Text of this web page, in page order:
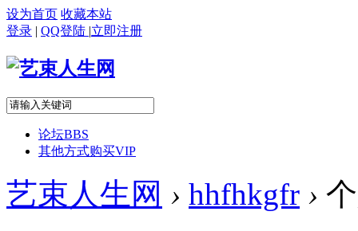
设为首页 收藏本站
登录 | QQ登陆 |立即注册
论坛BBS
其他方式购买VIP
艺束人生网 › hhfhkgfr ›